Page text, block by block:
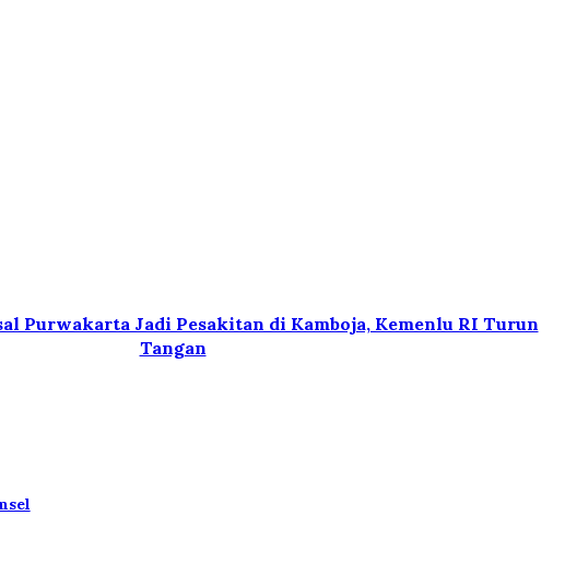
Purwakarta Jadi Pesakitan di Kamboja, Kemenlu RI Turun
Tangan